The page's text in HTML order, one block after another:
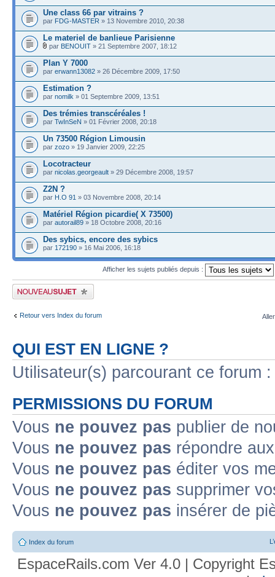
Une class 66 par vitrains ?
par FDG-MASTER » 13 Novembre 2010, 20:38
Le materiel de banlieue Parisienne
par BENOUIT » 21 Septembre 2007, 18:12
Plan Y 7000
par erwann13082 » 26 Décembre 2009, 17:50
Estimation ?
par nomilk » 01 Septembre 2009, 13:51
Des trémies transcéréales !
par TwInSeN » 01 Février 2008, 20:18
Un 73500 Région Limousin
par zozo » 19 Janvier 2009, 22:25
Locotracteur
par nicolas.georgeault » 29 Décembre 2008, 19:57
Z2N ?
par H.O 91 » 03 Novembre 2008, 20:14
Matériel Région picardie( X 73500)
par autorail89 » 18 Octobre 2008, 20:16
Des sybics, encore des sybics
par 172190 » 16 Mai 2006, 16:18
Afficher les sujets publiés depuis :
Publier un nouveau sujet
Retour vers Index du forum
QUI EST EN LIGNE ?
Utilisateur(s) parcourant ce forum
PERMISSIONS DU FORUM
Vous ne pouvez pas publier de
Vous ne pouvez pas répondre
Vous ne pouvez pas éditer vos
Vous ne pouvez pas supprimer
Vous ne pouvez pas insérer de
Index du forum
EspaceRails.com Ver 4.0 | Copyright